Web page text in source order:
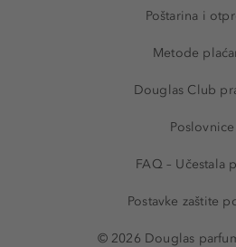
Poštarina i
Metode
Douglas Club
Poslovnice
FAQ – Učestala
Postavke zaštite
© 2026 Douglas